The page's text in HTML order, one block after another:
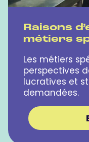
Raisons
métiers
Les métiers
perspectives
lucratives et
demandées.